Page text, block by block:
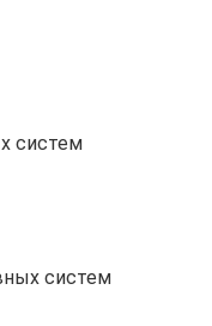
систем
систем